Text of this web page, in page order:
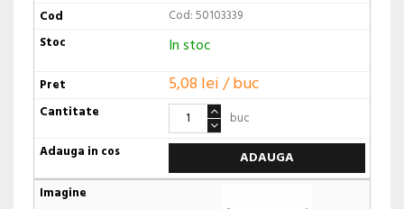
Cod: 50103339
In stoc
5,08 lei / buc
buc
ADAUGA